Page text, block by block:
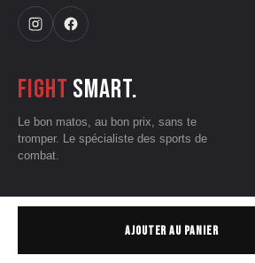
AJOUTER AU PANIER
Fight smart.
Le bon matos, au bon prix, sans te
tromper. Le spécialiste des sports de
combat.
Mentions légales•Données personnelles